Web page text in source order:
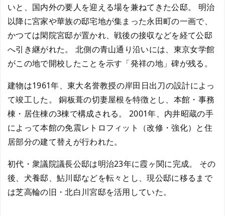
いと、国内外の要人を迎える場を兼ねてきた公邸。 明治
以降に宮家や華族の邸宅地が集まった永田町の一画で、
かつては閑院宮邸が置かれ、戦後の接収などを経て公邸
へ引き継がれた。 北側の青山通り沿いには、東京女学館
がこの地で開校したことを示す「発祥の地」碑が残る。
建物は1961年、東大名誉教授の岸田日出刀の設計によっ
て竣工した。 銅板葺の切妻屋根を特徴とし、本館・事務
棟・居住棟の3棟で構成される。 2001年、内井昭蔵の手
によって本館の免震レトロフィット（改修・強化）と住
居部分の建て替えが行われた。
初代・衆議院議長公邸は明治23年に霞ヶ関に完成。 その
後、犬養邸、鮎川邸などを転々とし、現公邸に移るまで
は芝高輪の旧・北白川宮邸を活用していた。